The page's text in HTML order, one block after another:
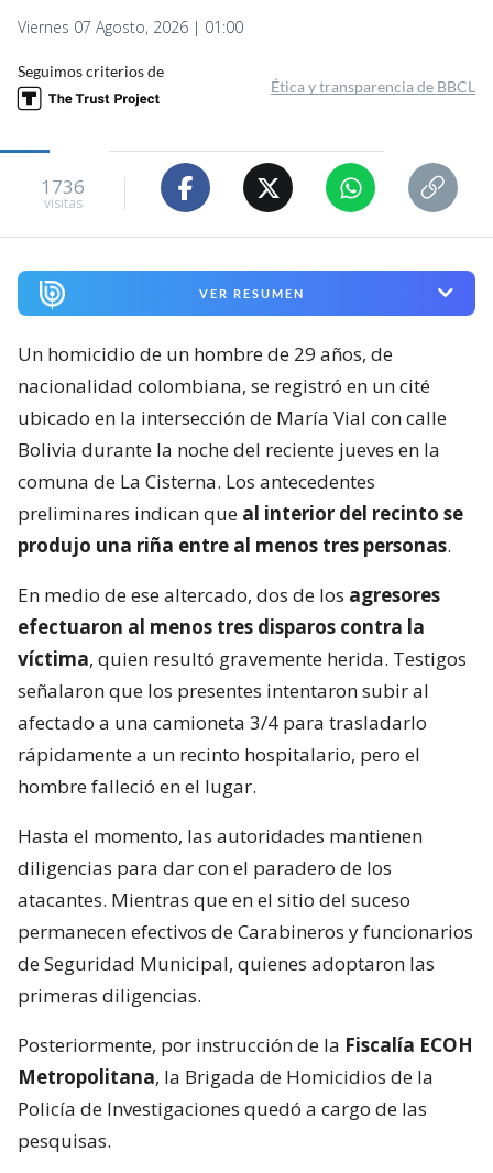
Viernes 07 Agosto, 2026 | 01:00
Seguimos criterios de
Ética y transparencia de BBCL
1736
visitas
VER RESUMEN
Un homicidio de un hombre de 29 años, de
nacionalidad colombiana, se registró en un cité
ubicado en la intersección de María Vial con calle
Bolivia durante la noche del reciente jueves en la
comuna de La Cisterna. Los antecedentes
preliminares indican que al interior del recinto se
produjo una riña entre al menos tres personas.
En medio de ese altercado, dos de los agresores
efectuaron al menos tres disparos contra la
víctima, quien resultó gravemente herida. Testigos
señalaron que los presentes intentaron subir al
afectado a una camioneta 3/4 para trasladarlo
rápidamente a un recinto hospitalario, pero el
hombre falleció en el lugar.
Hasta el momento, las autoridades mantienen
diligencias para dar con el paradero de los
atacantes. Mientras que en el sitio del suceso
permanecen efectivos de Carabineros y funcionarios
de Seguridad Municipal, quienes adoptaron las
primeras diligencias.
Posteriormente, por instrucción de la Fiscalía ECOH
Metropolitana, la Brigada de Homicidios de la
Policía de Investigaciones quedó a cargo de las
pesquisas.